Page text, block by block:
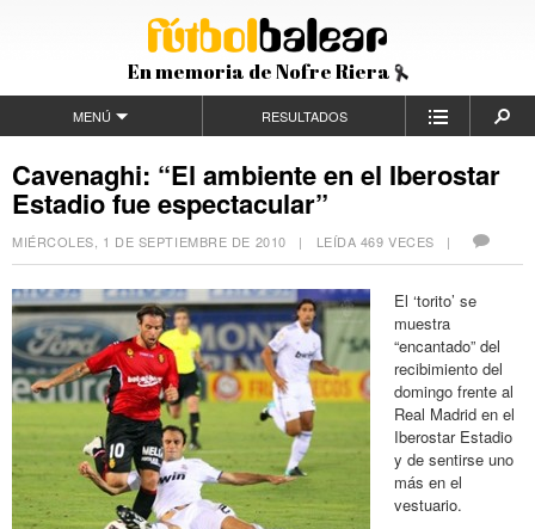
En memoria de Nofre Riera
MENÚ RESULTADOS
Cavenaghi: “El ambiente en el Iberostar
Estadio fue espectacular”
MIÉRCOLES, 1 DE SEPTIEMBRE DE 2010 | LEÍDA 469 VECES |
El ‘torito’ se
muestra
“encantado” del
recibimiento del
domingo frente al
Real Madrid en el
Iberostar Estadio
y de sentirse uno
más en el
vestuario.